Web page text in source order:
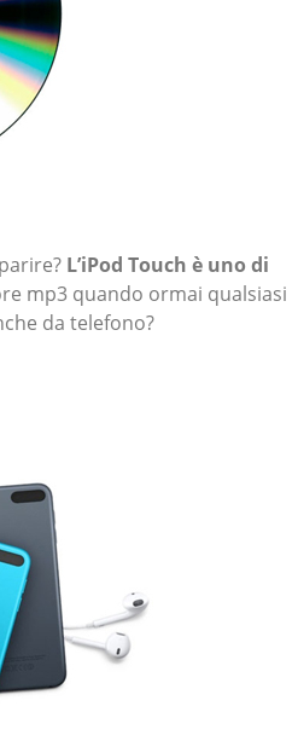
L’iPod Touch è uno di
mp3 quando ormai qualsiasi
da telefono?